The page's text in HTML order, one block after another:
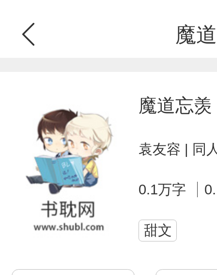
魔
魔道忘羡
袁友容 | 同
0.1万字
甜文